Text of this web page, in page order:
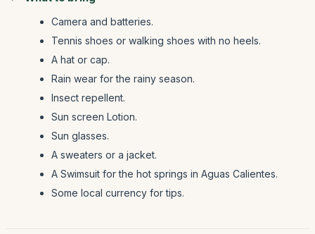
Camera and batteries.
Tennis shoes or walking shoes with no heels.
A hat or cap.
Rain wear for the rainy season.
Insect repellent.
Sun screen Lotion.
Sun glasses.
A sweaters or a jacket.
A Swimsuit for the hot springs in Aguas Calientes.
Some local currency for tips.